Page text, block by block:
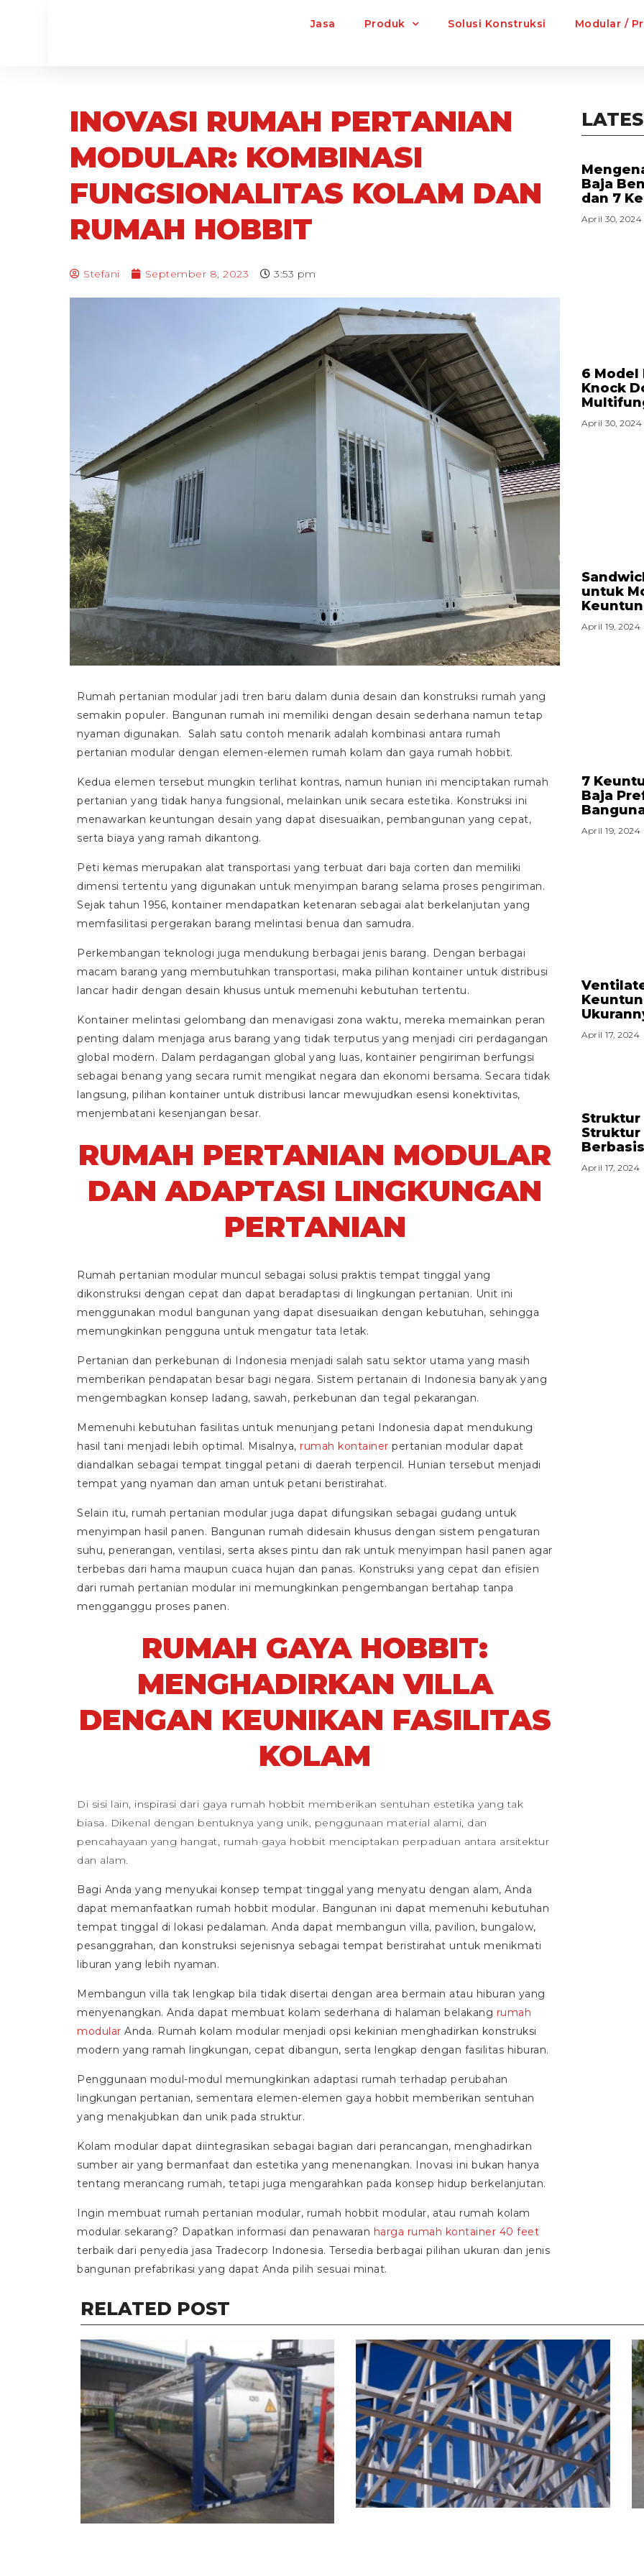
Jasa Produk Solusi Konstruksi Modular /
INOVASI RUMAH PERTANIAN
MODULAR: KOMBINASI
FUNGSIONALITAS KOLAM DAN
RUMAH HOBBIT
Stefani September 8, 2023 3:53 pm
Rumah pertanian modular jadi tren baru dalam dunia desain dan konstruksi rumah yang
semakin populer. Bangunan rumah ini memiliki dengan desain sederhana namun tetap
nyaman digunakan. Salah satu contoh menarik adalah kombinasi antara rumah
pertanian modular dengan elemen-elemen rumah kolam dan gaya rumah hobbit.
Kedua elemen tersebut mungkin terlihat kontras, namun hunian ini menciptakan rumah
pertanian yang tidak hanya fungsional, melainkan unik secara estetika. Konstruksi ini
menawarkan keuntungan desain yang dapat disesuaikan, pembangunan yang cepat,
serta biaya yang ramah dikantong.
Peti kemas merupakan alat transportasi yang terbuat dari baja corten dan memiliki
dimensi tertentu yang digunakan untuk menyimpan barang selama proses pengiriman.
Sejak tahun 1956, kontainer mendapatkan ketenaran sebagai alat berkelanjutan yang
memfasilitasi pergerakan barang melintasi benua dan samudra.
Perkembangan teknologi juga mendukung berbagai jenis barang. Dengan berbagai
macam barang yang membutuhkan transportasi, maka pilihan kontainer untuk distribusi
lancar hadir dengan desain khusus untuk memenuhi kebutuhan tertentu.
Kontainer melintasi gelombang dan menavigasi zona waktu, mereka memainkan peran
penting dalam menjaga arus barang yang tidak terputus yang menjadi ciri perdagangan
global modern. Dalam perdagangan global yang luas, kontainer pengiriman berfungsi
sebagai benang yang secara rumit mengikat negara dan ekonomi bersama. Secara tidak
langsung, pilihan kontainer untuk distribusi lancar mewujudkan esensi konektivitas,
menjembatani kesenjangan besar.
RUMAH PERTANIAN MODULAR
DAN ADAPTASI LINGKUNGAN
PERTANIAN
Rumah pertanian modular muncul sebagai solusi praktis tempat tinggal yang
dikonstruksi dengan cepat dan dapat beradaptasi di lingkungan pertanian. Unit ini
menggunakan modul bangunan yang dapat disesuaikan dengan kebutuhan, sehingga
memungkinkan pengguna untuk mengatur tata letak.
Pertanian dan perkebunan di Indonesia menjadi salah satu sektor utama yang masih
memberikan pendapatan besar bagi negara. Sistem pertanain di Indonesia banyak yang
mengembagkan konsep ladang, sawah, perkebunan dan tegal pekarangan.
Memenuhi kebutuhan fasilitas untuk menunjang petani Indonesia dapat mendukung
hasil tani menjadi lebih optimal. Misalnya, rumah kontainer pertanian modular dapat
diandalkan sebagai tempat tinggal petani di daerah terpencil. Hunian tersebut menjadi
tempat yang nyaman dan aman untuk petani beristirahat.
Selain itu, rumah pertanian modular juga dapat difungsikan sebagai gudang untuk
menyimpan hasil panen. Bangunan rumah didesain khusus dengan sistem pengaturan
suhu, penerangan, ventilasi, serta akses pintu dan rak untuk menyimpan hasil panen agar
terbebas dari hama maupun cuaca hujan dan panas. Konstruksi yang cepat dan efisien
dari rumah pertanian modular ini memungkinkan pengembangan bertahap tanpa
mengganggu proses panen.
RUMAH GAYA HOBBIT:
MENGHADIRKAN VILLA
DENGAN KEUNIKAN FASILITAS
KOLAM
Di sisi lain, inspirasi dari gaya rumah hobbit memberikan sentuhan estetika yang tak
biasa. Dikenal dengan bentuknya yang unik, penggunaan material alami, dan
pencahayaan yang hangat, rumah gaya hobbit menciptakan perpaduan antara arsitektur
dan alam.
Bagi Anda yang menyukai konsep tempat tinggal yang menyatu dengan alam, Anda
dapat memanfaatkan rumah hobbit modular. Bangunan ini dapat memenuhi kebutuhan
tempat tinggal di lokasi pedalaman. Anda dapat membangun villa, pavilion, bungalow,
pesanggrahan, dan konstruksi sejenisnya sebagai tempat beristirahat untuk menikmati
liburan yang lebih nyaman.
Membangun villa tak lengkap bila tidak disertai dengan area bermain atau hiburan yang
menyenangkan. Anda dapat membuat kolam sederhana di halaman belakang rumah
modular Anda. Rumah kolam modular menjadi opsi kekinian menghadirkan konstruksi
modern yang ramah lingkungan, cepat dibangun, serta lengkap dengan fasilitas hiburan.
Penggunaan modul-modul memungkinkan adaptasi rumah terhadap perubahan
lingkungan pertanian, sementara elemen-elemen gaya hobbit memberikan sentuhan
yang menakjubkan dan unik pada struktur.
Kolam modular dapat diintegrasikan sebagai bagian dari perancangan, menghadirkan
sumber air yang bermanfaat dan estetika yang menenangkan. Inovasi ini bukan hanya
tentang merancang rumah, tetapi juga mengarahkan pada konsep hidup berkelanjutan.
Ingin membuat rumah pertanian modular, rumah hobbit modular, atau rumah kolam
modular sekarang? Dapatkan informasi dan penawaran harga rumah kontainer 40 feet
terbaik dari penyedia jasa Tradecorp Indonesia. Tersedia berbagai pilihan ukuran dan jenis
bangunan prefabrikasi yang dapat Anda pilih sesuai minat.
Baja
dan 7
April 30, 2024
6 Model
Knock
April 30, 2024
untuk
April 19, 2024
7
Baja
April 19, 2024
April 17, 2024
Struktur
Struktur
April 17, 2024
RELATED POST